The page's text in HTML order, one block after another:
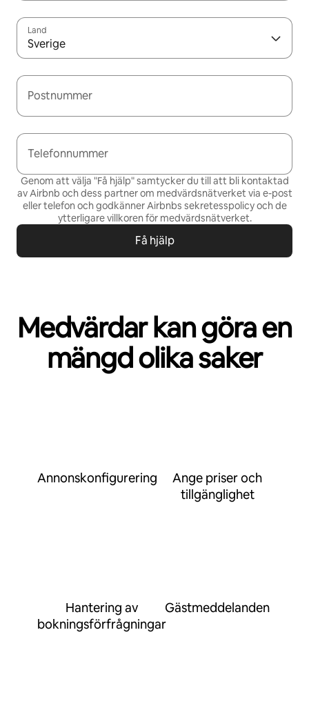
Land
Sverige
Postnummer
Telefonnummer
Genom att välja "Få hjälp" samtycker du till att bli kontaktad
av Airbnb och dess partner om medvärdsnätverket via e-post
eller telefon och godkänner Airbnbs sekretesspolicy och de
ytterligare villkoren för medvärdsnätverket.
Få hjälp
Medvärdar kan göra en
mängd olika saker
Annonskonfigurering
Ange priser och
tillgänglighet
Hantering av
bokningsförfrågningar
Gästmeddelanden